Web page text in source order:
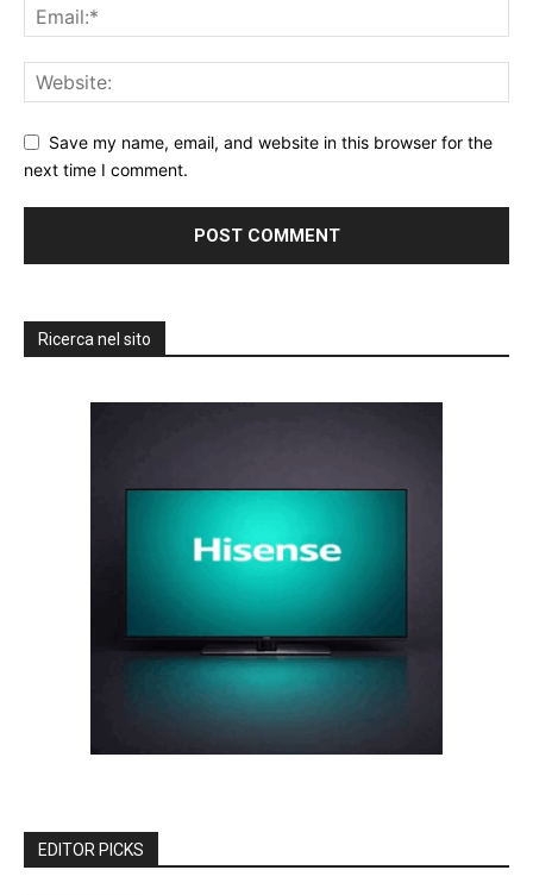
Save my name, email, and website in this browser for the
next time I comment.
Ricerca nel sito
EDITOR PICKS